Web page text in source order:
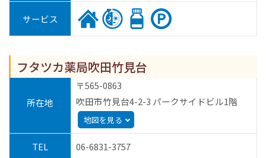
サービス
フタツカ薬局吹田竹見台
所在地
〒565-0863
吹田市竹見台4-2-3 パークサイドビル1階
地図を見る
TEL 06-6831-3757